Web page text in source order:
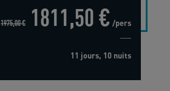
1975,00 € 1811,50 € /pers
11 jours, 10 nuits